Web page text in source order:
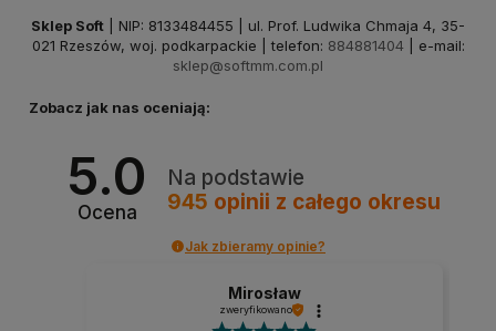
Sklep Soft | NIP: 8133484455 | ul. Prof. Ludwika Chmaja 4, 35-
021 Rzeszów, woj. podkarpackie | telefon: 884881404 | e-mail:
sklep@softmm.com.pl
Zobacz jak nas oceniają:
5.0
Ocena
Na podstawie
945 opinii z całego okresu
Jak zbieramy opinie?
Mirosław
zweryfikowano